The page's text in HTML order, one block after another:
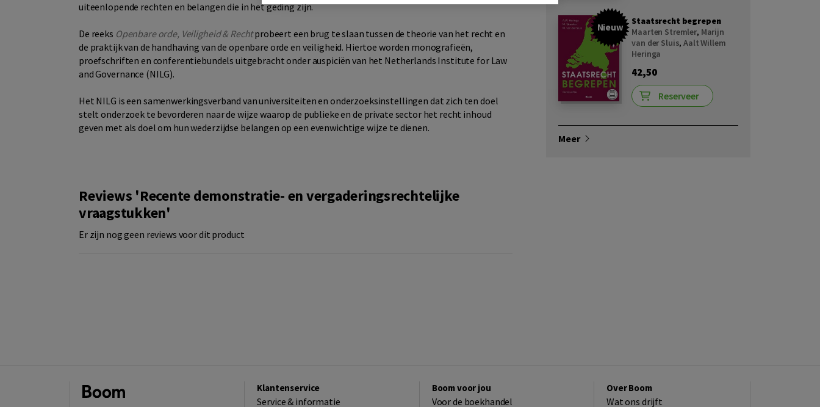
uiteenlopende rechten en belangen die in het geding zijn.
De reeks Openbare orde, Veiligheid & Rechtprobeert een brug te slaan tussen de theorie van het recht en
de praktijk van de handhaving van de openbare orde en veiligheid. Hiertoe worden monografieën,
proefschriften en conferentiebundels uitgebracht onder auspiciën van het Netherlands Institute for Law
and Governance (NILG).
Het NILG is een samenwerkingsverband van universiteiten en onderzoeksinstellingen dat zich ten doel
stelt onderzoek te bevorderen naar de wijze waarop de publieke en de private sector het recht inhoud
geven met als doel om hun wederzijdse belangen op een evenwichtige wijze te dienen.
Reviews 'Recente demonstratie- en vergaderingsrechtelijke
vraagstukken'
Er zijn nog geen reviews voor dit product
Nieuw
Staatsrecht begrepen
Maarten Stremler, Marijn
van der Sluis,Aalt Willem
Heringa
42,50
Reserveer
Meer
Klantenservice
Service & informatie
Boom voor jou
Voor de boekhandel
Over Boom
Wat ons drijft